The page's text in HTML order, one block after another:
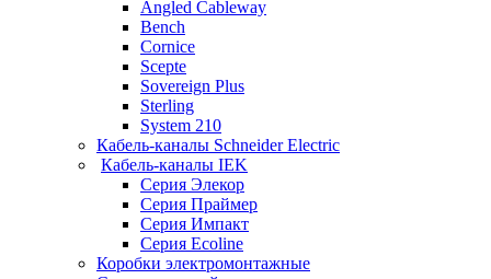
Angled Cableway
Bench
Cornice
Scepte
Sovereign Plus
Sterling
System 210
Кабель-каналы Schneider Electric
Кабель-каналы IEK
Серия Элекор
Серия Праймер
Серия Импакт
Серия Ecoline
Коробки электромонтажные